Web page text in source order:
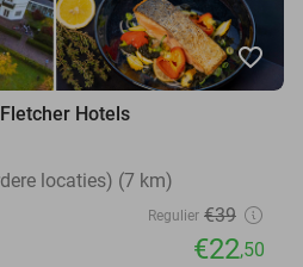
favorite_border
Hotels
locaties) (7 km)
Regulier €39
€22,50